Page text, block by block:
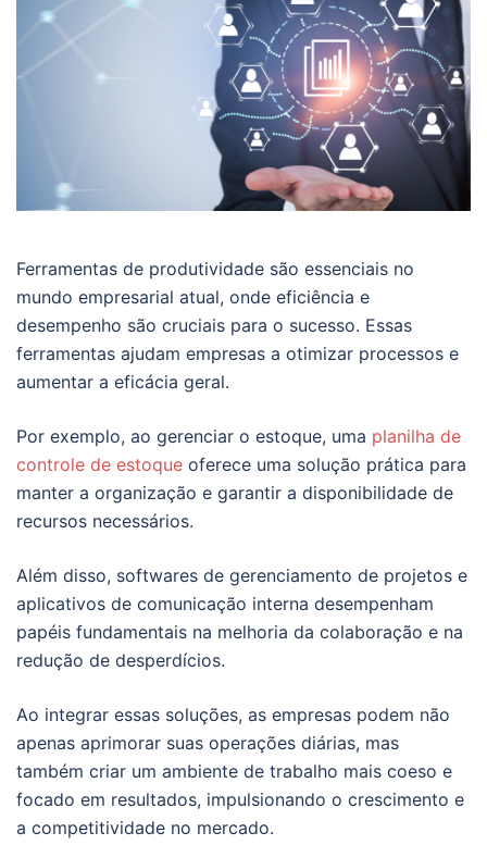
Ferramentas de produtividade são essenciais no
mundo empresarial atual, onde eficiência e
desempenho são cruciais para o sucesso. Essas
ferramentas ajudam empresas a otimizar processos e
aumentar a eficácia geral.
Por exemplo, ao gerenciar o estoque, uma planilha de
controle de estoque oferece uma solução prática para
manter a organização e garantir a disponibilidade de
recursos necessários.
Além disso, softwares de gerenciamento de projetos e
aplicativos de comunicação interna desempenham
papéis fundamentais na melhoria da colaboração e na
redução de desperdícios.
Ao integrar essas soluções, as empresas podem não
apenas aprimorar suas operações diárias, mas
também criar um ambiente de trabalho mais coeso e
focado em resultados, impulsionando o crescimento e
a competitividade no mercado.